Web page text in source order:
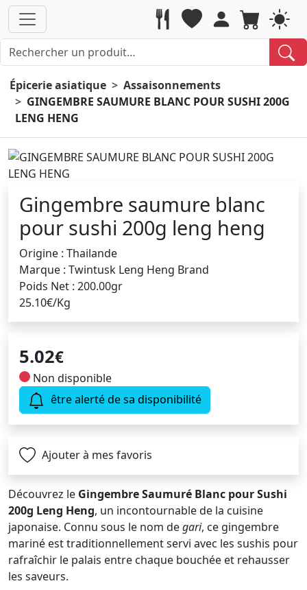
Épicerie asiatique
Assaisonnements
GINGEMBRE SAUMURE BLANC POUR SUSHI 200G
LENG HENG
Gingembre saumure blanc
pour sushi 200g leng heng
Origine : Thailande
Marque : Twintusk Leng Heng Brand
Poids Net : 200.00gr
25.10€/Kg
5.02€
Non disponible
être alerté de sa disponibilité
Ajouter à mes favoris
Découvrez le Gingembre Saumuré Blanc pour Sushi
200g Leng Heng, un incontournable de la cuisine
japonaise. Connu sous le nom degari, ce gingembre
mariné est traditionnellement servi avec les sushis pour
rafraîchir le palais entre chaque bouchée et rehausser
les saveurs.